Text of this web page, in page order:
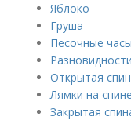
Яблоко
Груша
Песочные часы
Разновидности
Открытая
Лямки на спине
Закрытая